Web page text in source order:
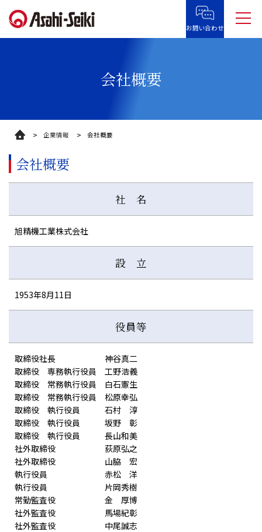
お問い合わせ
会社概要
企業情報 会社概要
会社概要
社 名
旭精機工業株式会社
設 立
1953年8月11日
役員等
取締役社長 神谷真二
取締役 専務執行役員 工野浩義
取締役 常務執行役員 白石憲生
取締役 常務執行役員 松原幸弘
取締役 執行役員 石村 淳
取締役 執行役員 坂野 彰
取締役 執行役員 長山和美
社外取締役 荻原弘之
社外取締役 山脇 宏
執行役員 赤松 洋
執行役員 片岡秀樹
常勤監査役 金 厚博
社外監査役 馬場紀彰
社外監査役 中尾誠志